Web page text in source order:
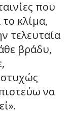
που
κλίμα,
τελευταία
βράδυ,
να